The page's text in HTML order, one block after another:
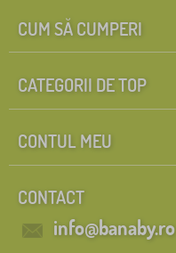
CUM SĂ CUMPERI
CATEGORII DE TOP
CONTUL MEU
CONTACT
info@banaby.ro